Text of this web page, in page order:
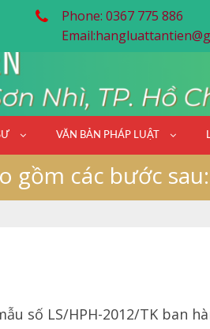
Phone: 0367 775 886
Email:
VĂN BẢN PHÁP LUẬT
gồm các bước sau:
số LS/HPH-2012/TK ban